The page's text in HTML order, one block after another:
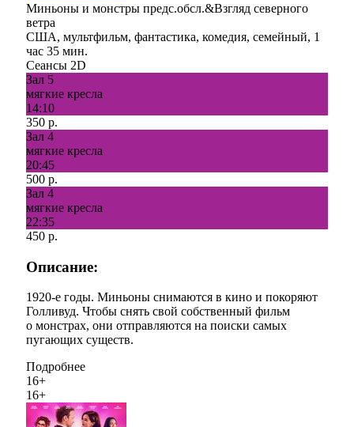
Миньоны и монстры предс.обсл.&Взгляд северного
ветра
США, мультфильм, фантастика, комедия, семейный, 1
час 35 мин.
Сеансы 2D
Зал 5
мягкие кресла
14:10
350 р.
Зал 4
мягкие кресла
20:45
500 р.
Зал 4
мягкие кресла
22:35
450 р.
Описание:
​1920-е годы. Миньоны снимаются в кино и покоряют
Голливуд. Чтобы снять свой собственный фильм
о монстрах, они отправляются на поиски самых
пугающих существ.​
Подробнее
16+
16+